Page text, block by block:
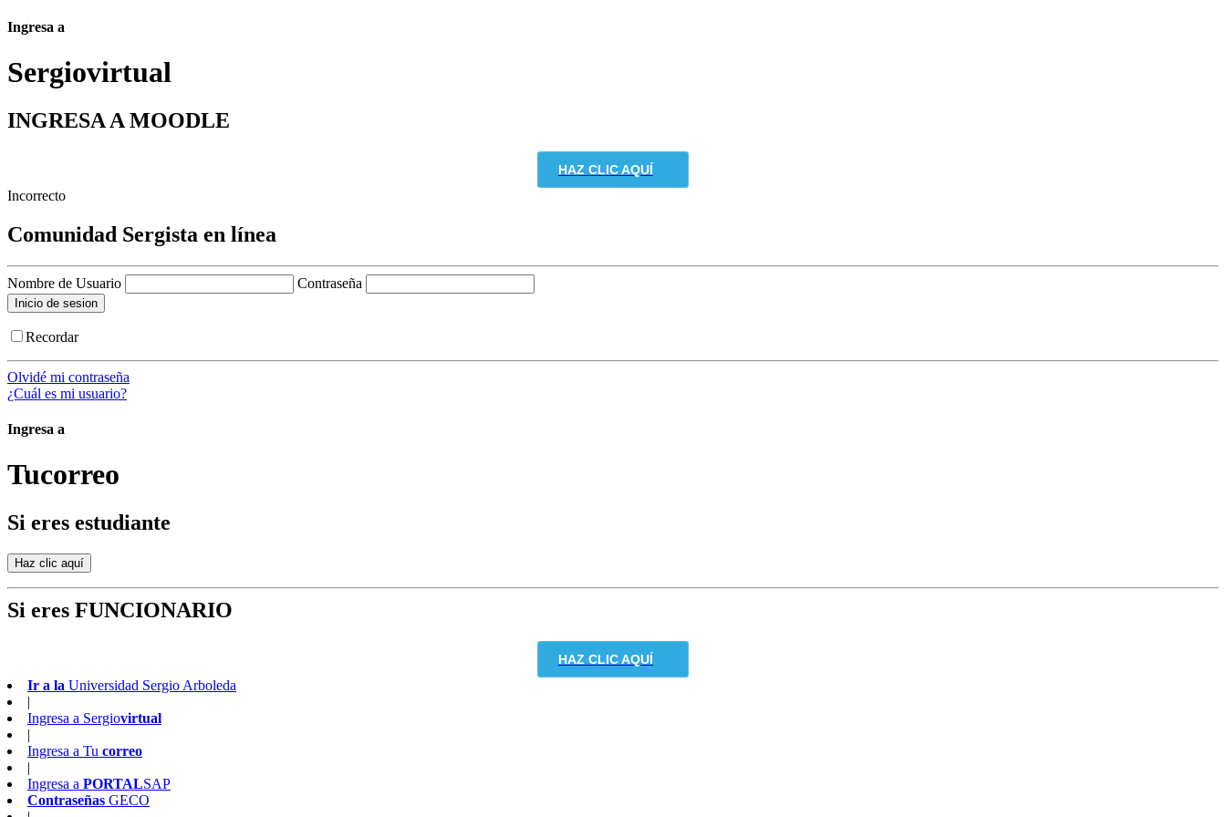
Ingresa a
Sergiovirtual
INGRESA A MOODLE
HAZ CLIC AQUÍ
Incorrecto
Comunidad Sergista en línea
Nombre de Usuario Contraseña
Recordar
Olvidé mi contraseña
¿Cuál es mi usuario?
Ingresa a
Tucorreo
Si eres estudiante
Si eres FUNCIONARIO
HAZ CLIC AQUÍ
Ir a la Universidad Sergio Arboleda
|
Ingresa a Sergiovirtual
|
Ingresa a Tu correo
|
Ingresa a PORTALSAP
Contraseñas GECO